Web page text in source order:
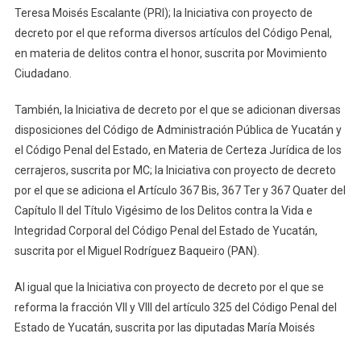
Teresa Moisés Escalante (PRI); la Iniciativa con proyecto de
decreto por el que reforma diversos artículos del Código Penal,
en materia de delitos contra el honor, suscrita por Movimiento
Ciudadano.
También, la Iniciativa de decreto por el que se adicionan diversas
disposiciones del Código de Administración Pública de Yucatán y
el Código Penal del Estado, en Materia de Certeza Jurídica de los
cerrajeros, suscrita por MC; la Iniciativa con proyecto de decreto
por el que se adiciona el Artículo 367 Bis, 367 Ter y 367 Quater del
Capítulo II del Título Vigésimo de los Delitos contra la Vida e
Integridad Corporal del Código Penal del Estado de Yucatán,
suscrita por el Miguel Rodríguez Baqueiro (PAN).
Al igual que la Iniciativa con proyecto de decreto por el que se
reforma la fracción VII y VIII del artículo 325 del Código Penal del
Estado de Yucatán, suscrita por las diputadas María Moisés